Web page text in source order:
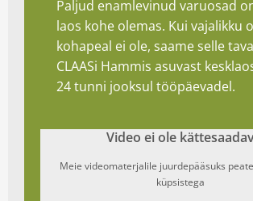
Paljud enamlevinud varuosad
laos kohe olemas. Kui vajalikku
kohapeal ei ole, saame selle
CLAASi Hammis asuvast
24 tunni jooksul tööpäevadel.
Video ei ole
Meie videomaterjalile juurdepääsuks
küpsistega